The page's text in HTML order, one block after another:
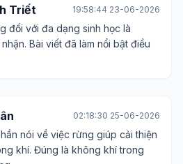
Triết 19:58:44 23-06-2026
đối với đa dạng sinh học là
Bài viết đã làm nổi bật điều
02:18:30 25-06-2026
nói về việc rừng giúp cải thiện
khí. Đúng là không khí trong